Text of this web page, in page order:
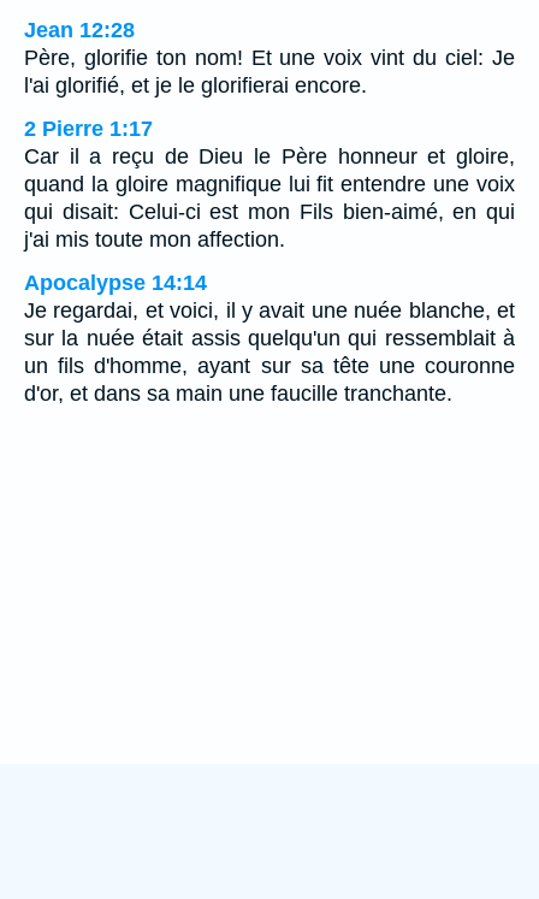
Jean 12:28
Père, glorifie ton nom! Et une voix vint du ciel: Je
l'ai glorifié, et je le glorifierai encore.
2 Pierre 1:17
Car il a reçu de Dieu le Père honneur et gloire,
quand la gloire magnifique lui fit entendre une voix
qui disait: Celui-ci est mon Fils bien-aimé, en qui
j'ai mis toute mon affection.
Apocalypse 14:14
Je regardai, et voici, il y avait une nuée blanche, et
sur la nuée était assis quelqu'un qui ressemblait à
un fils d'homme, ayant sur sa tête une couronne
d'or, et dans sa main une faucille tranchante.